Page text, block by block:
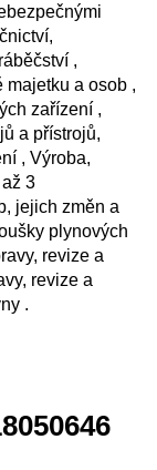
,
majetku a osob ,
zařízení ,
a přístrojů,
, Výroba,
3
jejich změn a
plynových
revize a
revize a
.